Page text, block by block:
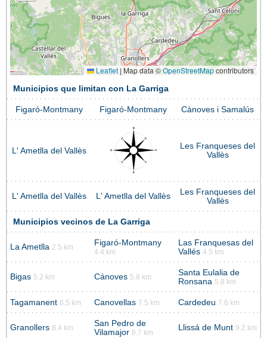
Leaflet|Map data ©OpenStreetMapcontributors
Municipios que limitan con La Garriga
Figaró-Montmany Figaró-Montmany Cànoves i Samalús
L' Ametlla del Vallès
Les Franqueses del
Vallès
L' Ametlla del Vallès L' Ametlla del Vallès
Les Franqueses del
Vallès
Municipios vecinos de La Garriga
La Ametlla 2.5 km Figaró-Montmany
4.4 km
Las Franquesas del
Vallés 4.5 km
Bigas 5.2 km Cánoves 5.8 km
Santa Eulalia de
Ronsana 5.8 km
Tagamanent 6.5 km Canovellas 7.5 km Cardedeu 7.6 km
Granollers 8.4 km
San Pedro de
Vilamajor 8.7 km
Llissá de Munt 9.2 km